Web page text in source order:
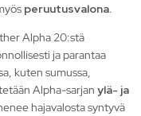
peruutusvalona.
Alpha 20:stä
ja parantaa
kuten sumussa,
Alpha-sarjan ylä- ja
hajavalosta syntyvä